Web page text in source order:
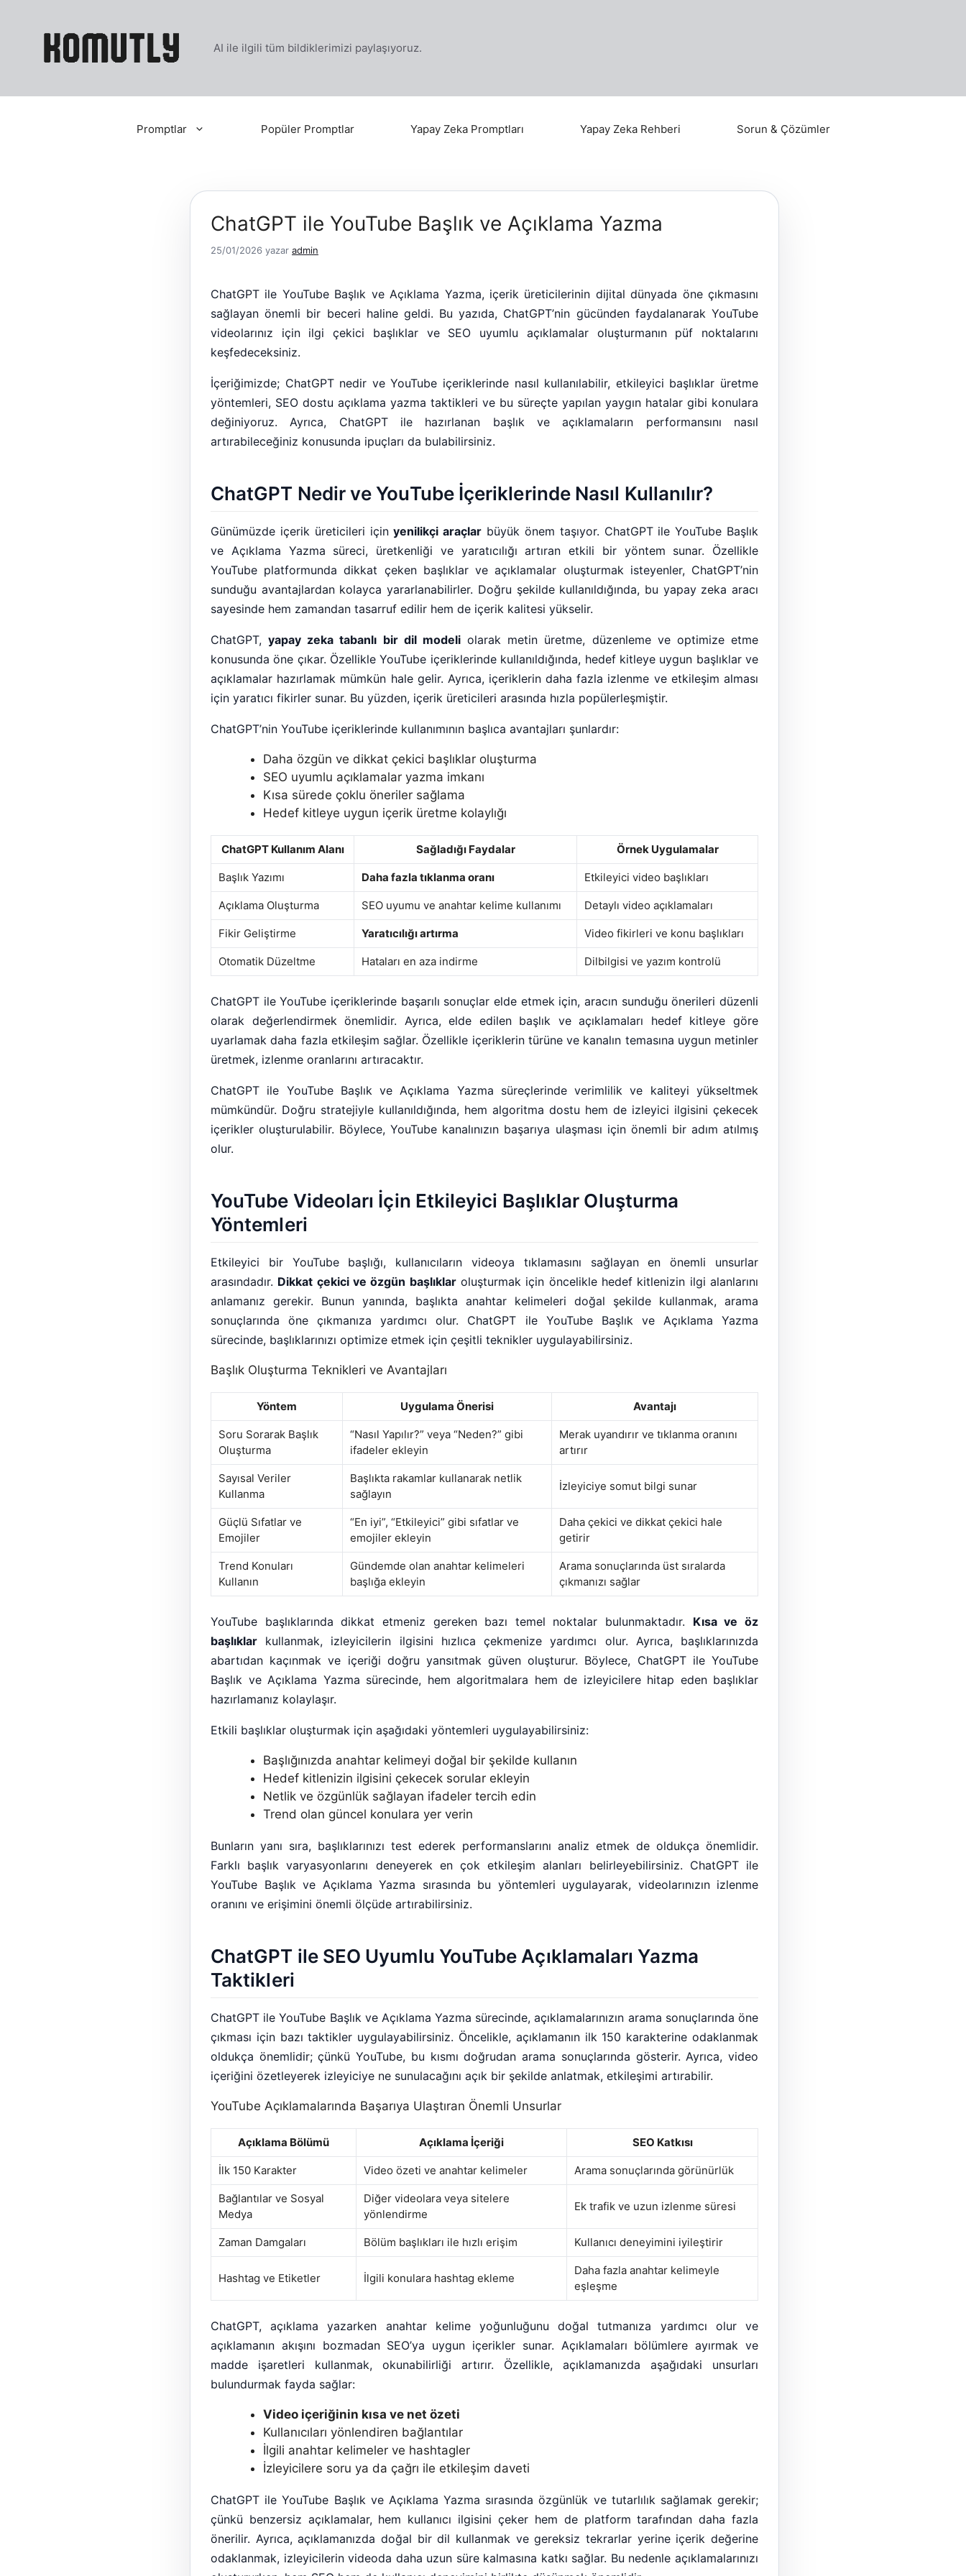
AI ile ilgili tüm bildiklerimizi paylaşıyoruz.
Promptlar Popüler Promptlar Yapay Zeka Promptları Yapay Zeka Rehberi Sorun & Çözümler
ChatGPT ile YouTube Başlık ve Açıklama Yazma
25/01/2026 yazar admin
ChatGPT ile YouTube Başlık ve Açıklama Yazma, içerik üreticilerinin dijital dünyada öne çıkmasını
sağlayan önemli bir beceri haline geldi. Bu yazıda, ChatGPT’nin gücünden faydalanarak YouTube
videolarınız için ilgi çekici başlıklar ve SEO uyumlu açıklamalar oluşturmanın püf noktalarını
keşfedeceksiniz.
İçeriğimizde; ChatGPT nedir ve YouTube içeriklerinde nasıl kullanılabilir, etkileyici başlıklar üretme
yöntemleri, SEO dostu açıklama yazma taktikleri ve bu süreçte yapılan yaygın hatalar gibi konulara
değiniyoruz. Ayrıca, ChatGPT ile hazırlanan başlık ve açıklamaların performansını nasıl
artırabileceğiniz konusunda ipuçları da bulabilirsiniz.
ChatGPT Nedir ve YouTube İçeriklerinde Nasıl Kullanılır?
Günümüzde içerik üreticileri içinyenilikçi araçlar büyük önem taşıyor. ChatGPT ile YouTube Başlık
ve Açıklama Yazma süreci, üretkenliği ve yaratıcılığı artıran etkili bir yöntem sunar. Özellikle
YouTube platformunda dikkat çeken başlıklar ve açıklamalar oluşturmak isteyenler, ChatGPT’nin
sunduğu avantajlardan kolayca yararlanabilirler. Doğru şekilde kullanıldığında, bu yapay zeka aracı
sayesinde hem zamandan tasarruf edilir hem de içerik kalitesi yükselir.
ChatGPT,yapay zeka tabanlı bir dil modeliolarak metin üretme, düzenleme ve optimize etme
konusunda öne çıkar. Özellikle YouTube içeriklerinde kullanıldığında, hedef kitleye uygun başlıklar ve
açıklamalar hazırlamak mümkün hale gelir. Ayrıca, içeriklerin daha fazla izlenme ve etkileşim alması
için yaratıcı fikirler sunar. Bu yüzden, içerik üreticileri arasında hızla popülerleşmiştir.
ChatGPT’nin YouTube içeriklerinde kullanımının başlıca avantajları şunlardır:
Daha özgün ve dikkat çekici başlıklar oluşturma
SEO uyumlu açıklamalar yazma imkanı
Kısa sürede çoklu öneriler sağlama
Hedef kitleye uygun içerik üretme kolaylığı
ChatGPT Kullanım Alanı Sağladığı Faydalar Örnek Uygulamalar
Başlık Yazımı Daha fazla tıklanma oranı Etkileyici video başlıkları
Açıklama Oluşturma SEO uyumu ve anahtar kelime kullanımı Detaylı video açıklamaları
Fikir Geliştirme Yaratıcılığı artırma Video fikirleri ve konu başlıkları
Otomatik Düzeltme Hataları en aza indirme Dilbilgisi ve yazım kontrolü
ChatGPT ile YouTube içeriklerinde başarılı sonuçlar elde etmek için, aracın sunduğu önerileri düzenli
olarak değerlendirmek önemlidir. Ayrıca, elde edilen başlık ve açıklamaları hedef kitleye göre
uyarlamak daha fazla etkileşim sağlar. Özellikle içeriklerin türüne ve kanalın temasına uygun metinler
üretmek, izlenme oranlarını artıracaktır.
ChatGPT ile YouTube Başlık ve Açıklama Yazma süreçlerinde verimlilik ve kaliteyi yükseltmek
mümkündür. Doğru stratejiyle kullanıldığında, hem algoritma dostu hem de izleyici ilgisini çekecek
içerikler oluşturulabilir. Böylece, YouTube kanalınızın başarıya ulaşması için önemli bir adım atılmış
olur.
YouTube Videoları İçin Etkileyici Başlıklar Oluşturma
Yöntemleri
Etkileyici bir YouTube başlığı, kullanıcıların videoya tıklamasını sağlayan en önemli unsurlar
arasındadır. Dikkat çekici ve özgün başlıklaroluşturmak için öncelikle hedef kitlenizin ilgi alanlarını
anlamanız gerekir. Bunun yanında, başlıkta anahtar kelimeleri doğal şekilde kullanmak, arama
sonuçlarında öne çıkmanıza yardımcı olur. ChatGPT ile YouTube Başlık ve Açıklama Yazma
sürecinde, başlıklarınızı optimize etmek için çeşitli teknikler uygulayabilirsiniz.
Başlık Oluşturma Teknikleri ve Avantajları
Yöntem Uygulama Önerisi Avantajı
Soru Sorarak Başlık
Oluşturma
“Nasıl Yapılır?” veya “Neden?” gibi
ifadeler ekleyin
Merak uyandırır ve tıklanma oranını
artırır
Sayısal Veriler
Kullanma
Başlıkta rakamlar kullanarak netlik
sağlayın
İzleyiciye somut bilgi sunar
Güçlü Sıfatlar ve
Emojiler
“En iyi”, “Etkileyici” gibi sıfatlar ve
emojiler ekleyin
Daha çekici ve dikkat çekici hale
getirir
Trend Konuları
Kullanın
Gündemde olan anahtar kelimeleri
başlığa ekleyin
Arama sonuçlarında üst sıralarda
çıkmanızı sağlar
YouTube başlıklarında dikkat etmeniz gereken bazı temel noktalar bulunmaktadır. Kısa ve öz
başlıklar kullanmak, izleyicilerin ilgisini hızlıca çekmenize yardımcı olur. Ayrıca, başlıklarınızda
abartıdan kaçınmak ve içeriği doğru yansıtmak güven oluşturur. Böylece, ChatGPT ile YouTube
Başlık ve Açıklama Yazma sürecinde, hem algoritmalara hem de izleyicilere hitap eden başlıklar
hazırlamanız kolaylaşır.
Etkili başlıklar oluşturmak için aşağıdaki yöntemleri uygulayabilirsiniz:
Başlığınızda anahtar kelimeyi doğal bir şekilde kullanın
Hedef kitlenizin ilgisini çekecek sorular ekleyin
Netlik ve özgünlük sağlayan ifadeler tercih edin
Trend olan güncel konulara yer verin
Bunların yanı sıra, başlıklarınızı test ederek performanslarını analiz etmek de oldukça önemlidir.
Farklı başlık varyasyonlarını deneyerek en çok etkileşim alanları belirleyebilirsiniz. ChatGPT ile
YouTube Başlık ve Açıklama Yazma sırasında bu yöntemleri uygulayarak, videolarınızın izlenme
oranını ve erişimini önemli ölçüde artırabilirsiniz.
ChatGPT ile SEO Uyumlu YouTube Açıklamaları Yazma
Taktikleri
ChatGPT ile YouTube Başlık ve Açıklama Yazma sürecinde, açıklamalarınızın arama sonuçlarında öne
çıkması için bazı taktikler uygulayabilirsiniz. Öncelikle, açıklamanın ilk 150 karakterine odaklanmak
oldukça önemlidir; çünkü YouTube, bu kısmı doğrudan arama sonuçlarında gösterir. Ayrıca, video
içeriğini özetleyerek izleyiciye ne sunulacağını açık bir şekilde anlatmak, etkileşimi artırabilir.
YouTube Açıklamalarında Başarıya Ulaştıran Önemli Unsurlar
Açıklama Bölümü Açıklama İçeriği SEO Katkısı
İlk 150 Karakter Video özeti ve anahtar kelimeler Arama sonuçlarında görünürlük
Bağlantılar ve Sosyal
Medya
Diğer videolara veya sitelere
yönlendirme
Ek trafik ve uzun izlenme süresi
Zaman Damgaları Bölüm başlıkları ile hızlı erişim Kullanıcı deneyimini iyileştirir
Hashtag ve Etiketler İlgili konulara hashtag ekleme
Daha fazla anahtar kelimeyle
eşleşme
ChatGPT, açıklama yazarken anahtar kelime yoğunluğunu doğal tutmanıza yardımcı olur ve
açıklamanın akışını bozmadan SEO’ya uygun içerikler sunar. Açıklamaları bölümlere ayırmak ve
madde işaretleri kullanmak, okunabilirliği artırır. Özellikle, açıklamanızda aşağıdaki unsurları
bulundurmak fayda sağlar:
Video içeriğinin kısa ve net özeti
Kullanıcıları yönlendiren bağlantılar
İlgili anahtar kelimeler ve hashtagler
İzleyicilere soru ya da çağrı ile etkileşim daveti
ChatGPT ile YouTube Başlık ve Açıklama Yazma sırasında özgünlük ve tutarlılık sağlamak gerekir;
çünkü benzersiz açıklamalar, hem kullanıcı ilgisini çeker hem de platform tarafından daha fazla
önerilir. Ayrıca, açıklamanızda doğal bir dil kullanmak ve gereksiz tekrarlar yerine içerik değerine
odaklanmak, izleyicilerin videoda daha uzun süre kalmasına katkı sağlar. Bu nedenle açıklamalarınızı